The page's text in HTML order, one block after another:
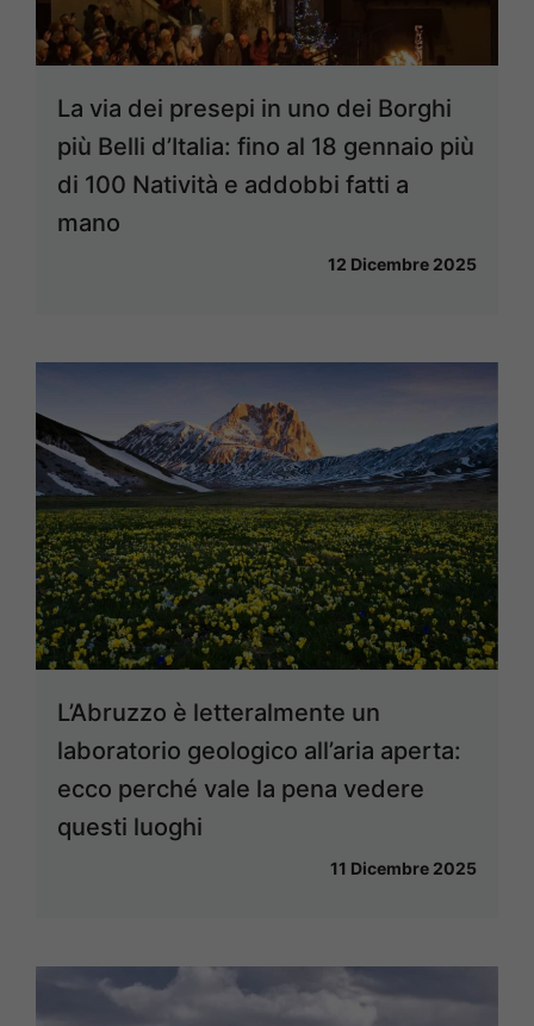
La via dei presepi in uno dei Borghi
più Belli d’Italia: fino al 18 gennaio più
di 100 Natività e addobbi fatti a
mano
12 Dicembre 2025
L’Abruzzo è letteralmente un
laboratorio geologico all’aria aperta:
ecco perché vale la pena vedere
questi luoghi
11 Dicembre 2025